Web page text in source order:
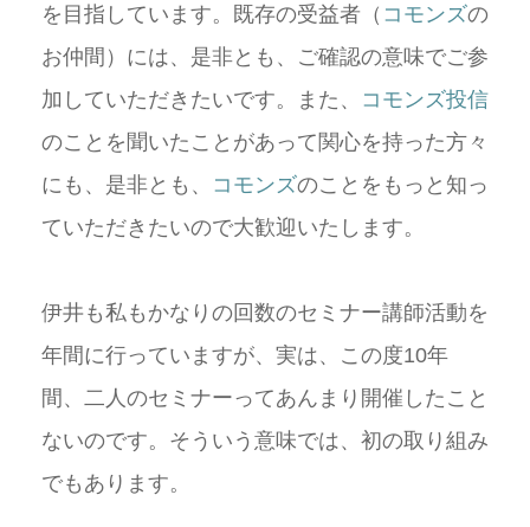
を目指しています。既存の受益者（ コモンズの
お仲間）には、是非とも、ご確認の意味でご参
加していただきたいです。また、 コモンズ投信
のことを聞いたことがあって関心を持った方々
にも、是非とも、 コモンズのことをもっと知っ
ていただきたいので大歓迎いたします。
伊井も私もかなりの回数のセミナー講師活動を
年間に行っていますが、実は、この度10年
間、二人のセミナーってあんまり開催したこと
ないのです。そういう意味では、初の取り組み
でもあります。